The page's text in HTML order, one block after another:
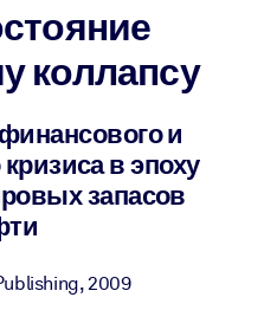
into your LMS/LXP for
trusted, ready-to-use business
коллапсу
и
в эпоху
запасов
,2009